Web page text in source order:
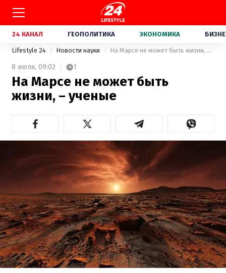
24 КАНАЛ ГЕОПОЛИТИКА ЭКОНОМИКА
Lifestyle 24 Новости науки На Марсе не может быть жизни, – ученые
8 июля, 09:02 1
На Марсе не может быть
жизни, – ученые